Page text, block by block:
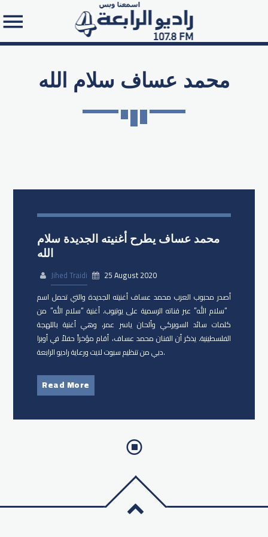
محمد عساف سلام الله
محمد عساف يطرح أغنيته الجديدة سلام
الله
Jihed Traidi
25 August 2020
أصدر محبوب العرب محمد عساف أغنيته الجديدة والتي تحمل اسم
“سلام الله” عبر قناته الرسمية على يوتيوب. أغنية “سلام الله” من
كلمات سائد السويركي وألحان ياسر عمر، وهي أغنية باللهجة
الفلسطينية. يذكر أن الفنان محمد عساف، أقام مؤخراً حفلاً في أوبرا
دبي من تنظيم سبوت لايت ورعاية راديو الرابعة.
Read More